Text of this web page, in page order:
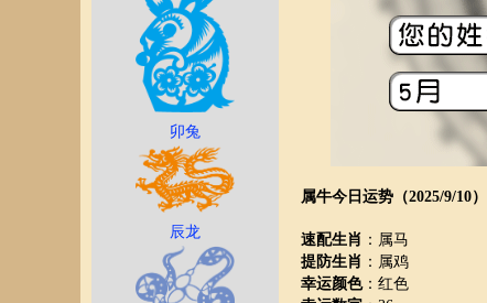
卯兔
辰龙
属牛今日运势（2025/9/10）
速配生肖 ：属马
提防生肖 ：属鸡
幸运颜色：红色